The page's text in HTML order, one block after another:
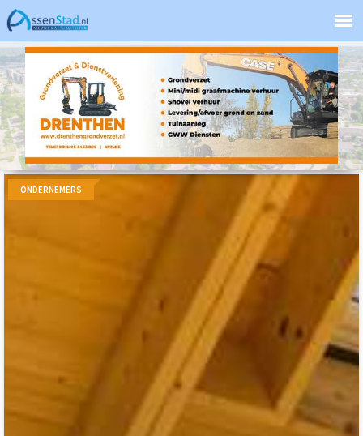
ONDERNEMERS